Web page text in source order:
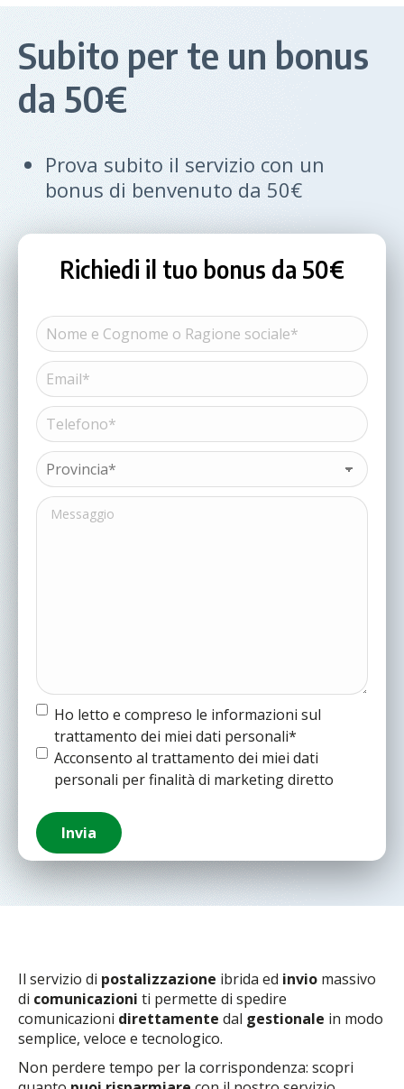
Subito per te un bonus
da 50€
Prova subito il servizio con un
bonus di benvenuto da 50€
Richiedi il tuo bonus da 50€
Nome
e
Cognome
o
Ragione
sociale*
(Obbligatorio)
Nome
Email*
(Obbligatorio)
Telefono*
(Obbligatorio)
Provincia*
(Obbligatorio)
Messaggio
Termine
condizioni(Obbligatorio)
Ho letto e compreso le informazioni sul
trattamento dei miei dati personali*
Termine
condizioni
Acconsento al trattamento dei miei dati
personali per finalità di marketing diretto
Invia
Il servizio di postalizzazione ibrida ed invio massivo
di comunicazioni ti permette di spedire
comunicazioni direttamente dal gestionale in modo
semplice, veloce e tecnologico.
Non perdere tempo per la corrispondenza: scopri